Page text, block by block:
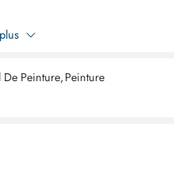
sur “Palette Aluminium 25cm
Peinture,Peinture